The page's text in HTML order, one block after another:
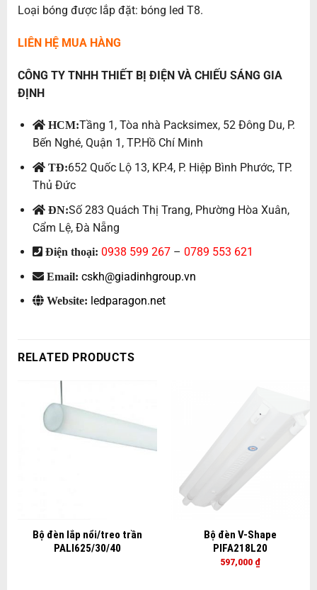
Loại bóng được lắp đặt: bóng led T8.
LIÊN HỆ MUA HÀNG
CÔNG TY TNHH THIẾT BỊ ĐIỆN VÀ CHIẾU SÁNG GIA
ĐỊNH
HCM:Tầng 1, Tòa nhà Packsimex, 52 Đông Du, P.
Bến Nghé, Quận 1, TP.Hồ Chí Minh
TĐ:652 Quốc Lộ 13, KP.4, P. Hiệp Bình Phước, TP.
Thủ Đức
ĐN:Số 283 Quách Thị Trang, Phường Hòa Xuân,
Cẩm Lệ, Đà Nẵng
Điện thoại: 0938 599 267– 0789 553 621
Email: cskh@giadinhgroup.vn
Website: ledparagon.net
RELATED PRODUCTS
Bộ đèn lắp nổi/treo trần
PALI625/30/40
Bộ đèn V-Shape
PIFA218L20
597,000 ₫